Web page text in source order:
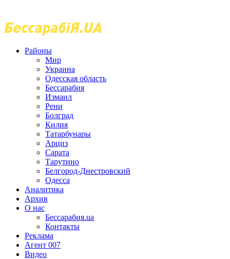
Районы
Мир
Украина
Одесская область
Бессарабия
Измаил
Рени
Болград
Килия
Татарбунары
Арциз
Сарата
Тарутино
Белгород-Днестровский
Одесса
Аналитика
Архив
О нас
Бессарабия.ua
Контакты
Реклама
Агент 007
Видео